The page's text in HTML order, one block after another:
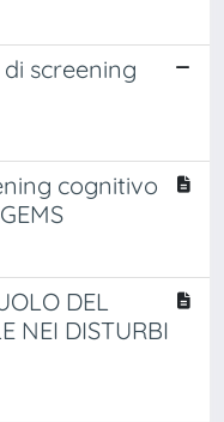
screening
cognitivo
DEL
NEI DISTURBI